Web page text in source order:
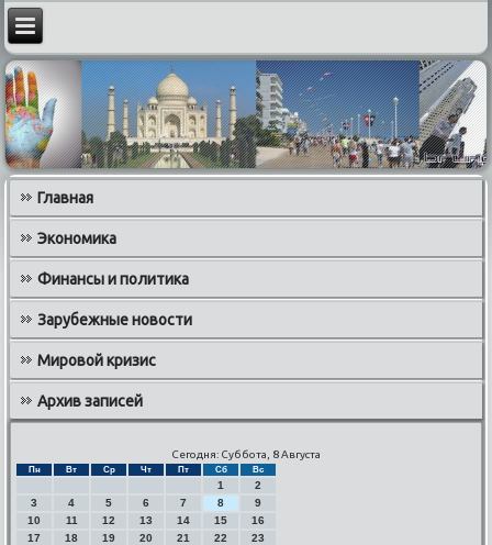
Главная
Экономика
Финансы и политика
Зарубежные новости
Мировой кризис
Архив записей
Сегодня: Суббота, 8 Августа
Пн Вт Ср Чт Пт Сб Вс
1
2
3
4 5 6 7 8
9
10
11 12 13 14 15
16
17
18 19 20 21 22
23